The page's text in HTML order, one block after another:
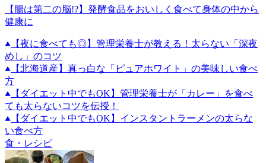
【腸は第二の脳!?】発酵食品をおいしく食べて身体の中から
健康に
【夜に食べても◎】管理栄養士が教える！太らない「深夜
めし」のコツ
【北海道産】真っ白な「ピュアホワイト」の美味しい食べ
方
【ダイエット中でもOK】管理栄養士が「カレー」を食べ
ても太らないコツを伝授！
【ダイエット中でもOK】インスタントラーメンの太らな
い食べ方
食・レシピ